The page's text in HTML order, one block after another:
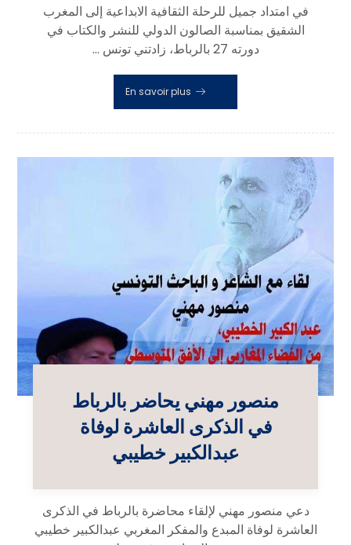
في امتداد جميل للرحلة الثقافية الابداعية إلى المغرب
الشقيق بمناسبة الصالون الدولي للنشر والكتاب في
دورته 27 بالرباط، زادتني تونس ...
En savoir plus
منصور مهني يحاضر بالرباط
في الذكرى العاشرة لوفاة
عبدالكبير خطيبي
دعي منصور مهني لإلقاء محاضرة بالرباط في الذكرى
العاشرة لوفاة المبدع والمفكر المغربي عبدالكبير خطيبي